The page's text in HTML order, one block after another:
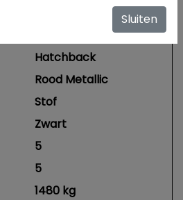
Hatchback
Rood Metallic
Stof
Zwart
5
5
1480 kg
Sluiten